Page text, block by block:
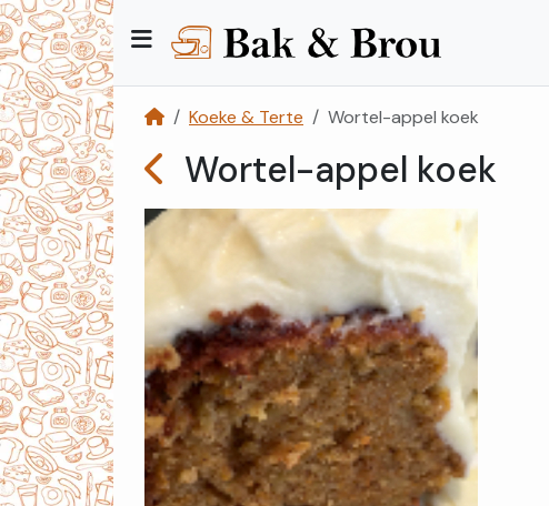
Kategorieë
Kontak
Ons
Registreer
Teken
In
Koeke & Terte Wortel-appel koek
Wortel-appel koek